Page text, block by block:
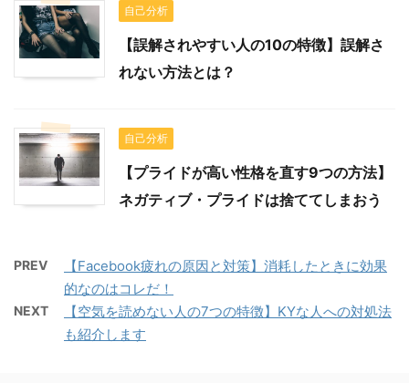
自己分析
【誤解されやすい人の10の特徴】誤解さ
れない方法とは？
自己分析
【プライドが高い性格を直す9つの方法】
ネガティブ・プライドは捨ててしまおう
PREV
【Facebook疲れの原因と対策】消耗したときに効果
的なのはコレだ！
NEXT
【空気を読めない人の7つの特徴】KYな人への対処法
も紹介します